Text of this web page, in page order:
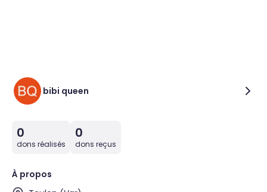
bibi queen
0
dons réalisés
0
dons reçus
À propos